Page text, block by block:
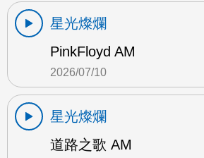
星光燦爛
PinkFloyd AM
2026/07/10
星光燦爛
道路之歌 AM